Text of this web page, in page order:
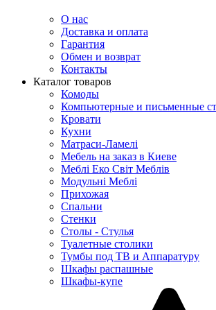
О нас
Доставка и оплата
Гарантия
Обмен и возврат
Контакты
Каталог товаров
Комоды
Компьютерные и письменные
Кровати
Кухни
Матраси-Ламелі
Мебель на заказ в Киеве
Меблі Еко Світ Меблів
Модульні Меблі
Прихожая
Спальни
Стенки
Столы - Стулья
Туалетные столики
Тумбы под ТВ и Аппаратуру
Шкафы распашные
Шкафы-купе